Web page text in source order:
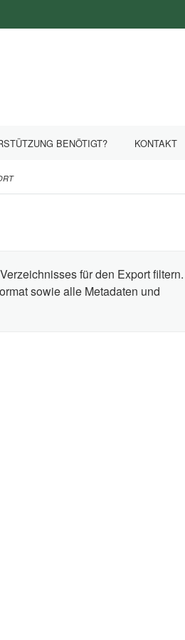
BENÖTIGT? KONTAKT
für den Export filtern.
sowie alle Metadaten und